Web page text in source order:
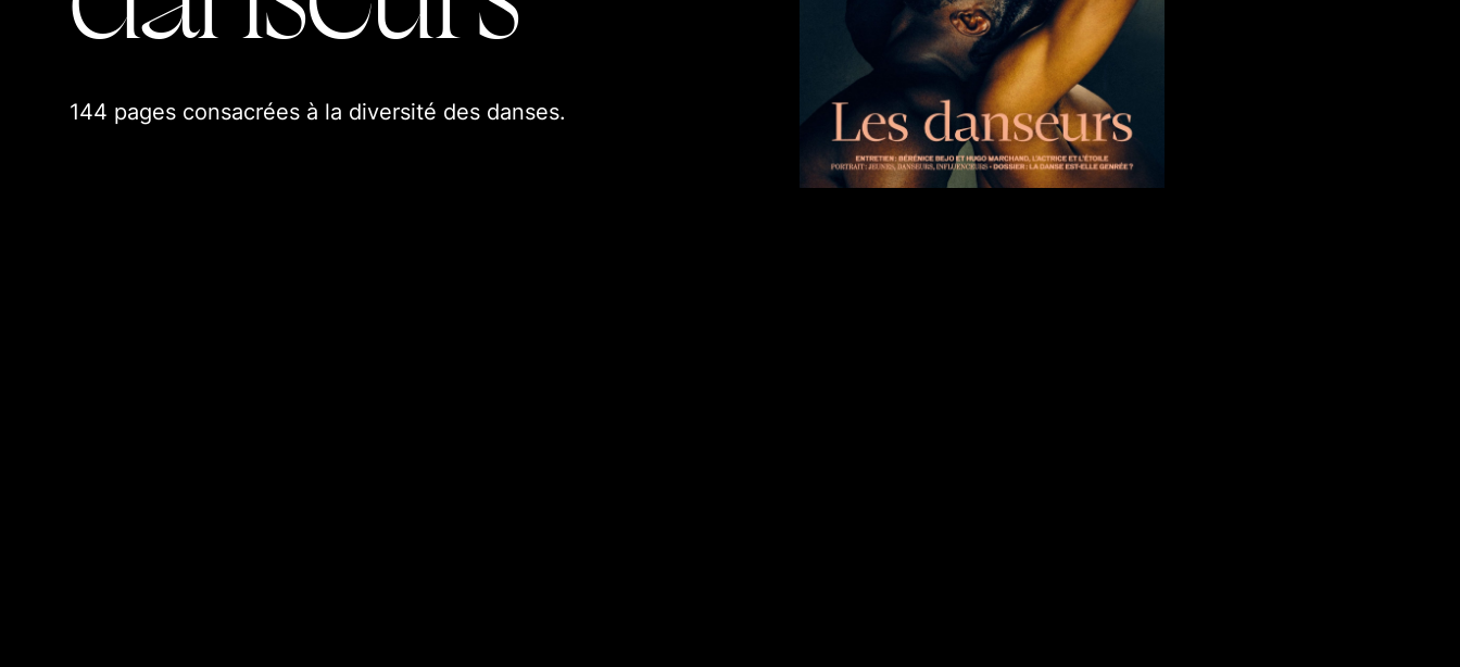
Nos hors-série
Nos articles
144 pages consacrées à la diversité des danses.